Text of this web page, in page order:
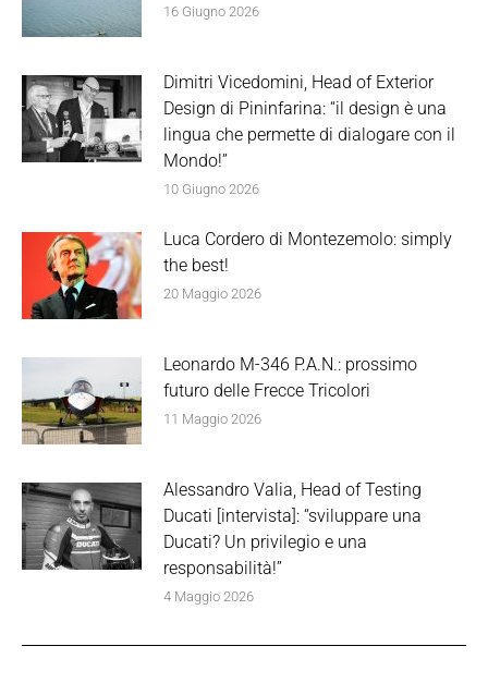
16 Giugno 2026
Dimitri Vicedomini, Head of Exterior
Design di Pininfarina: “il design è una
lingua che permette di dialogare con il
Mondo!”
10 Giugno 2026
Luca Cordero di Montezemolo: simply
the best!
20 Maggio 2026
Leonardo M-346 P.A.N.: prossimo
futuro delle Frecce Tricolori
11 Maggio 2026
Alessandro Valia, Head of Testing
Ducati [intervista]: “sviluppare una
Ducati? Un privilegio e una
responsabilità!”
4 Maggio 2026